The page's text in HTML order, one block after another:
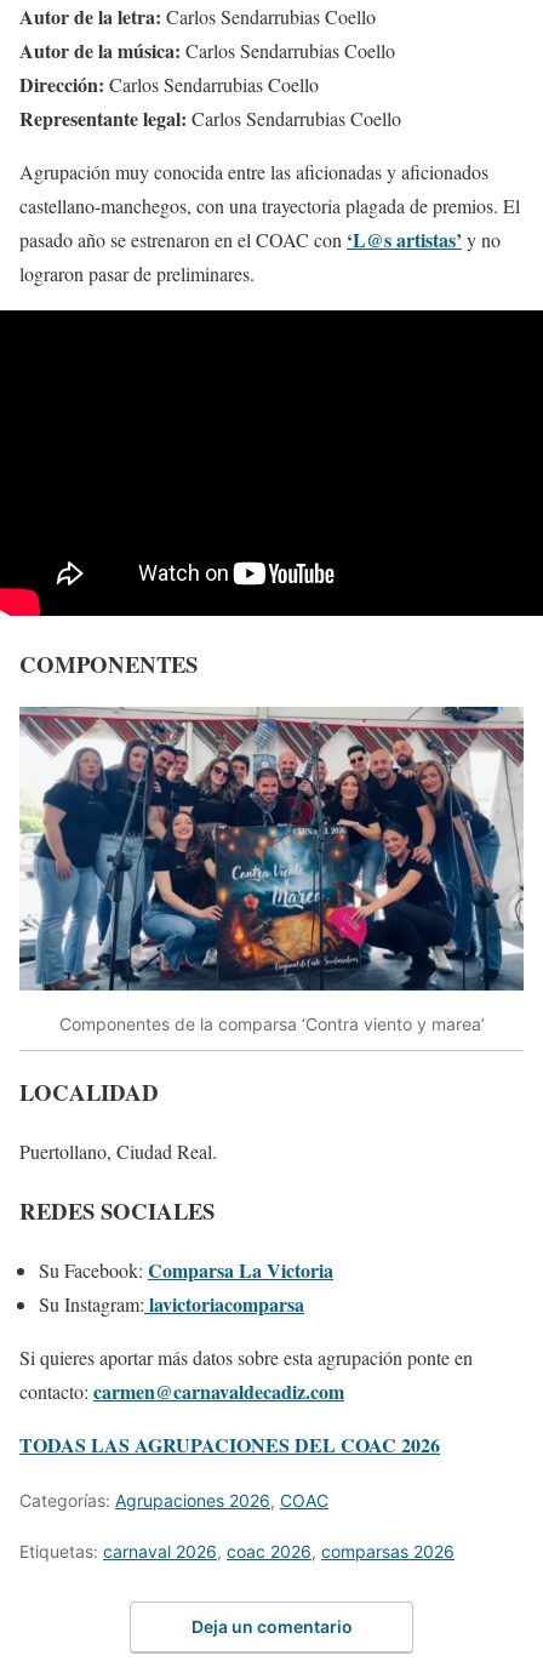
Autor de la letra: Carlos Sendarrubias Coello
Autor de la música: Carlos Sendarrubias Coello
Dirección: Carlos Sendarrubias Coello
Representante legal: Carlos Sendarrubias Coello
Agrupación muy conocida entre las aficionadas y aficionados
castellano-manchegos, con una trayectoria plagada de premios. El
pasado año se estrenaron en el COAC con ‘L@s artistas’ y no
lograron pasar de preliminares.
COMPONENTES
Componentes de la comparsa ‘Contra viento y marea’
LOCALIDAD
Puertollano, Ciudad Real.
REDES SOCIALES
Su Facebook: Comparsa La Victoria
Su Instagram: lavictoriacomparsa
Si quieres aportar más datos sobre esta agrupación ponte en
contacto: carmen@carnavaldecadiz.com
TODAS LAS AGRUPACIONES DEL COAC 2026
Categorías: Agrupaciones 2026, COAC
Etiquetas: carnaval 2026, coac 2026, comparsas 2026
Deja un comentario